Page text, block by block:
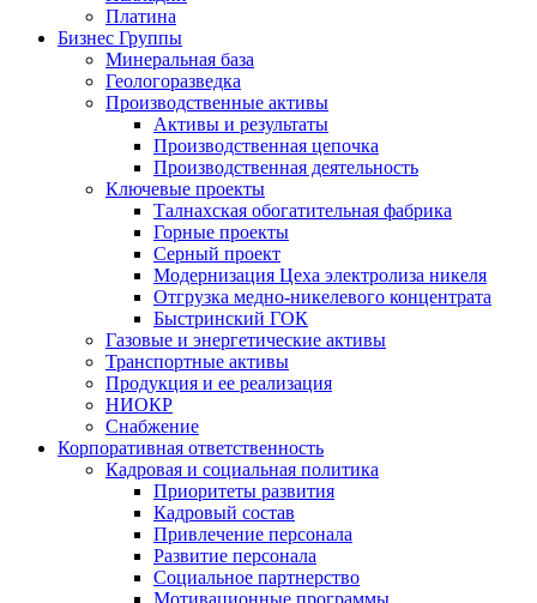
Платина
Бизнес Группы
Минеральная база
Геологоразведка
Производственные активы
Активы и результаты
Производственная цепочка
Производственная деятельность
Ключевые проекты
Талнахская обогатительная фабрика
Горные проекты
Серный проект
Модернизация Цеха электролиза никеля
Отгрузка медно-никелевого концентрата
Быстринский ГОК
Газовые и энергетические активы
Транспортные активы
Продукция и ее реализация
НИОКР
Снабжение
Корпоративная ответственность
Кадровая и социальная политика
Приоритеты развития
Кадровый состав
Привлечение персонала
Развитие персонала
Социальное партнерство
Мотивационные программы